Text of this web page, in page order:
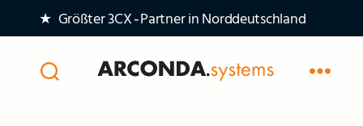
★ Größter 3CX‑Partner in Norddeutschland